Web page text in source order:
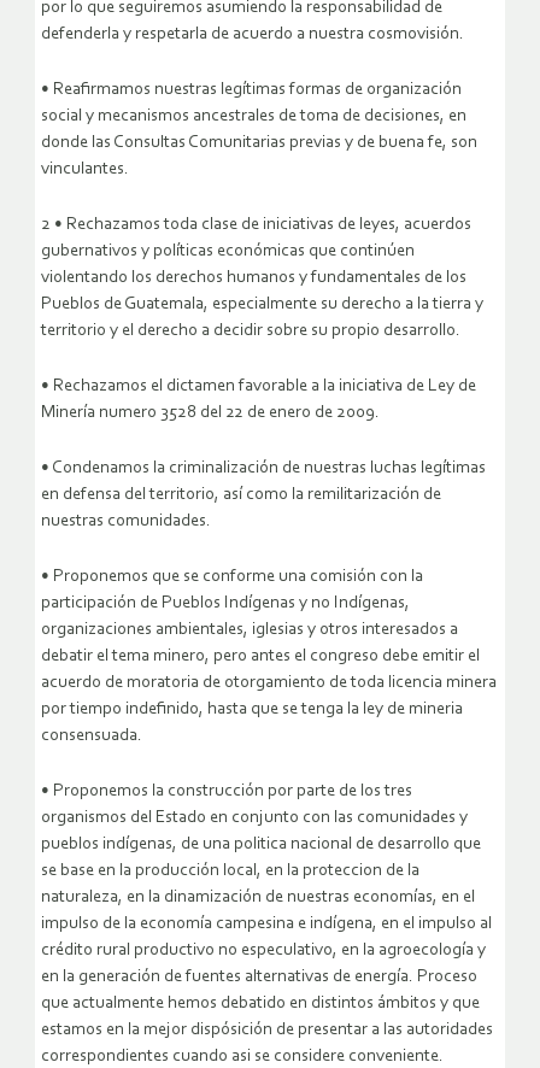
por lo que seguiremos asumiendo la responsabilidad de
defenderla y respetarla de acuerdo a nuestra cosmovisión.
• Reafirmamos nuestras legítimas formas de organización
social y mecanismos ancestrales de toma de decisiones, en
donde las Consultas Comunitarias previas y de buena fe, son
vinculantes.
2 • Rechazamos toda clase de iniciativas de leyes, acuerdos
gubernativos y políticas económicas que continúen
violentando los derechos humanos y fundamentales de los
Pueblos de Guatemala, especialmente su derecho a la tierra y
territorio y el derecho a decidir sobre su propio desarrollo.
• Rechazamos el dictamen favorable a la iniciativa de Ley de
Minería numero 3528 del 22 de enero de 2009.
• Condenamos la criminalización de nuestras luchas legítimas
en defensa del territorio, así como la remilitarización de
nuestras comunidades.
• Proponemos que se conforme una comisión con la
participación de Pueblos Indígenas y no Indígenas,
organizaciones ambientales, iglesias y otros interesados a
debatir el tema minero, pero antes el congreso debe emitir el
acuerdo de moratoria de otorgamiento de toda licencia minera
por tiempo indefinido, hasta que se tenga la ley de mineria
consensuada.
• Proponemos la construcción por parte de los tres
organismos del Estado en conjunto con las comunidades y
pueblos indígenas, de una politica nacional de desarrollo que
se base en la producción local, en la proteccion de la
naturaleza, en la dinamización de nuestras economías, en el
impulso de la economía campesina e indígena, en el impulso al
crédito rural productivo no especulativo, en la agroecología y
en la generación de fuentes alternativas de energía. Proceso
que actualmente hemos debatido en distintos ámbitos y que
estamos en la mejor dispósición de presentar a las autoridades
correspondientes cuando asi se considere conveniente.